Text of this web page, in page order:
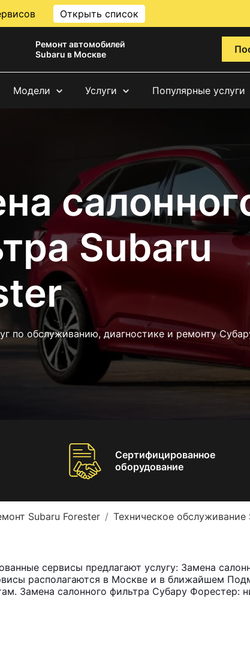
Открыть список
Ремонт автомобилей
Subaru в Москве
Модели Услуги Популярные услуги
Subaru
по обслуживанию, диагностике и ремонту
Сертифицированное
оборудование
Subaru Forester Техническое обслуживание
сервисы предлагают услугу: Замена
располагаются в Москве и в ближайшем
Замена салонного фильтра Субару Форестер: